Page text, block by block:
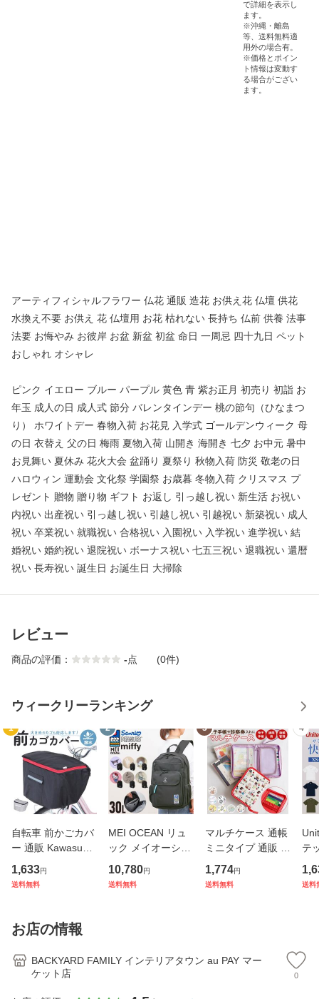
アーティフィシャルフラワー 仏花 通販 造花 お供え花 仏壇 供花
水換え不要 お供え 花 仏壇用 お花 枯れない 長持ち 仏前 供養 法事
法要 お悔やみ お彼岸 お盆 新盆 初盆 命日 一周忌 四十九日 ペット
おしゃれ オシャレ
ピンク イエロー ブルー パープル 黄色 青 紫お正月 初売り 初詣 お
年玉 成人の日 成人式 節分 バレンタインデー 桃の節句（ひなまつ
り） ホワイトデー 春物入荷 お花見 入学式 ゴールデンウィーク 母
の日 衣替え 父の日 梅雨 夏物入荷 山開き 海開き 七夕 お中元 暑中
お見舞い 夏休み 花火大会 盆踊り 夏祭り 秋物入荷 防災 敬老の日
ハロウィン 運動会 文化祭 学園祭 お歳暮 冬物入荷 クリスマス プ
レゼント 贈物 贈り物 ギフト お返し 引っ越し祝い 新生活 お祝い
内祝い 出産祝い 引っ越し祝い 引越し祝い 引越祝い 新築祝い 成人
祝い 卒業祝い 就職祝い 合格祝い 入園祝い 入学祝い 進学祝い 結
婚祝い 婚約祝い 退院祝い ボーナス祝い 七五三祝い 退職祝い 還暦
祝い 長寿祝い 誕生日 お誕生日 大掃除
レビュー
商品の評価： -点 (0件)
ウィークリーランキング
1
自転車 前かごカバ
ー 通販 Kawasumi
カワスミ 前カゴカ
バー バスケット カ
カバー 前 Keia＋
かわ
1,633円
送料無料
2
MEI OCEAN リュ
ック メイオーシャ
ン 6206 通販 リュ
ックサック バック
10,780円
送料無料
3
マルチケース 通帳
ミニタイプ 通販 母
子手帳ケース お薬
手帳 ポーチ 通帳ケ
1,774円
送料無料
4
テ
シ
半
送料
お店の情報
BACKYARD FAMILY インテリアタウン au PAY マー
ケット店
0